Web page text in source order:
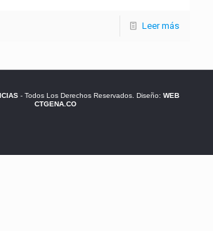
Leer más
- Todos Los Derechos Reservados. Diseño: WEB
CTGENA.CO